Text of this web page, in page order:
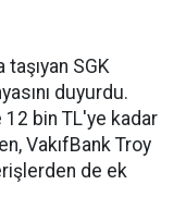
taşıyan SGK
duyurdu.
12 bin TL'ye kadar
VakıfBank Troy
de ek